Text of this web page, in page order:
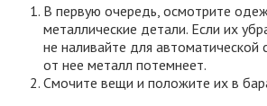
В первую очередь, осмотрите
металлические детали. Если их
не наливайте для автоматической
от нее металл потемнеет.
Смочите вещи и положите их в